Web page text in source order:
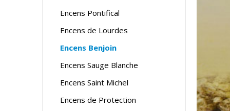
Encens Pontifical
Encens de Lourdes
Encens Benjoin
Encens Sauge Blanche
Encens Saint Michel
Encens de Protection